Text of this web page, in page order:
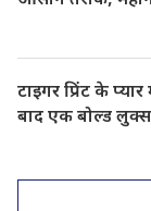
टाइगर प्रिंट के
बाद एक बोल्ड